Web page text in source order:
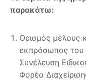
παρακάτω:
Ορισμός μέλους
εκπρόσωπος του
Συνέλευση
Φορέα